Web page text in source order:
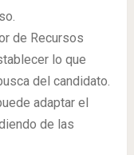
de Recursos
lo que
del candidato.
adaptar el
de las